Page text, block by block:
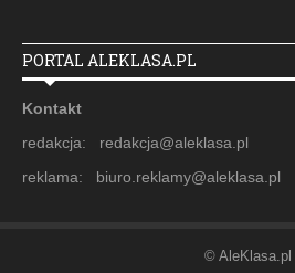
PORTAL ALEKLASA.PL
Kontakt
redakcja: redakcja@aleklasa.pl
reklama: biuro.reklamy@aleklasa.pl
© AleKlasa.pl